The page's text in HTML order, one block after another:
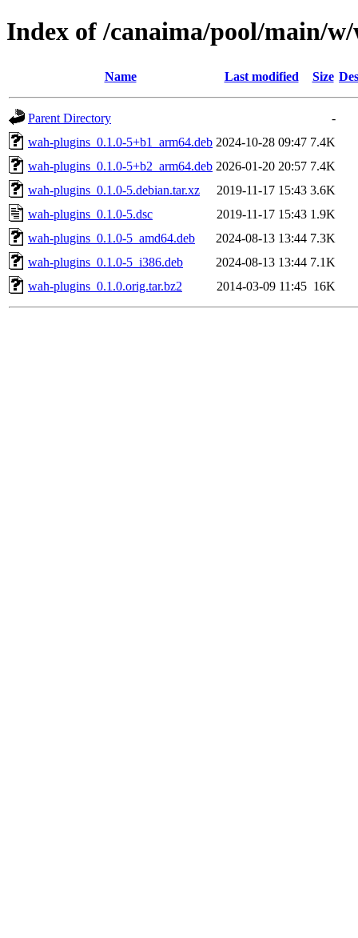
Index of /canaima/pool/main/
Name Last modified Size
Parent Directory
-
wah-plugins_0.1.0-5+b1_arm64.deb 2024-10-28 09:47 7.4K
wah-plugins_0.1.0-5+b2_arm64.deb 2026-01-20 20:57 7.4K
wah-plugins_0.1.0-5.debian.tar.xz
2019-11-17 15:43 3.6K
wah-plugins_0.1.0-5.dsc
2019-11-17 15:43 1.9K
wah-plugins_0.1.0-5_amd64.deb
2024-08-13 13:44 7.3K
wah-plugins_0.1.0-5_i386.deb
2024-08-13 13:44 7.1K
wah-plugins_0.1.0.orig.tar.bz2
2014-03-09 11:45 16K